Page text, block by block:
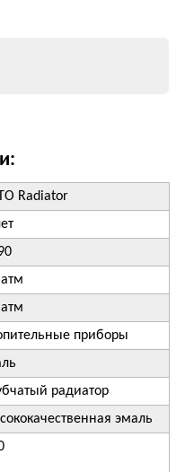
Radiator
приборы
радиатор
эмаль